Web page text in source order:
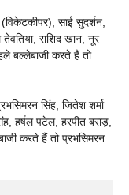
(विकेटकीपर), साई सुदर्शन,
राशिद खान, नूर
बल्लेबाजी करते हैं तो
सिंह, जितेश शर्मा
हर्षल पटेल, हरपीत बराड़,
करते हैं तो प्रभसिमरन